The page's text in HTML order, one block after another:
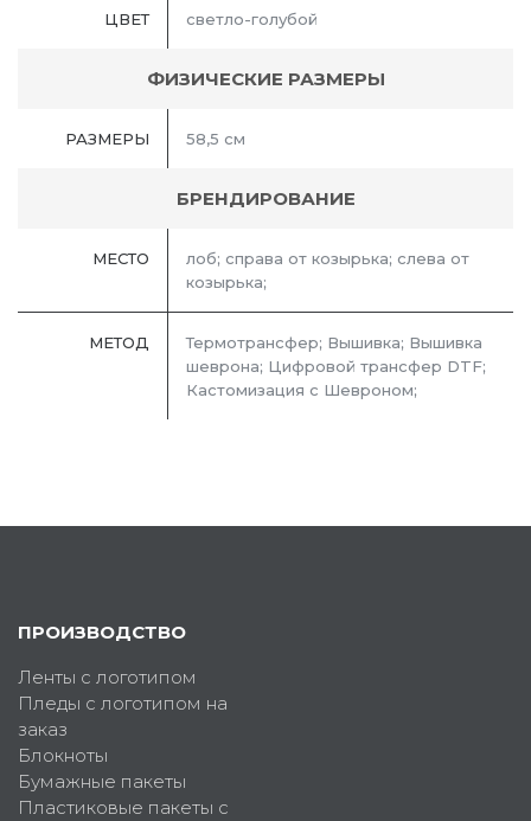
ЦВЕТ светло-голубой
ФИЗИЧЕСКИЕ РАЗМЕРЫ
РАЗМЕРЫ 58,5 см
БРЕНДИРОВАНИЕ
МЕСТО
лоб; справа от козырька; слева от
козырька;
МЕТОД
Термотрансфер; Вышивка; Вышивка
шеврона; Цифровой трансфер DTF;
Кастомизация с Шевроном;
ПРОИЗВОДСТВО
Ленты с логотипом
Пледы с логотипом на
заказ
Блокноты
Бумажные пакеты
Пластиковые пакеты с